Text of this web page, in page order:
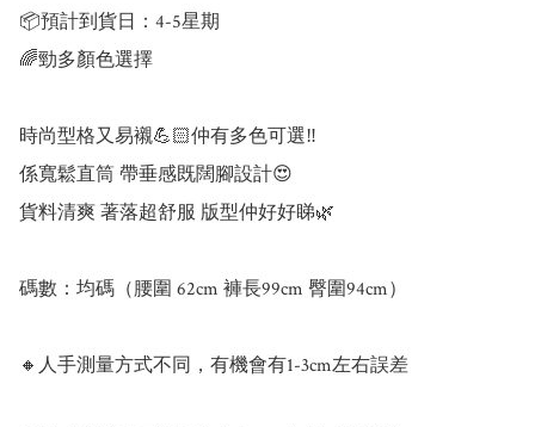
📦預計到貨日：4-5星期
🌈勁多顏色選擇
時尚型格又易襯💪🏻仲有多色可選‼️
係寬鬆直筒 帶垂感既闊腳設計😍
貨料清爽 著落超舒服 版型仲好好睇🌿
碼數：均碼（腰圍 62cm 褲長99cm 臀圍94cm）
🔸人手測量方式不同，有機會有1-3cm左右誤差